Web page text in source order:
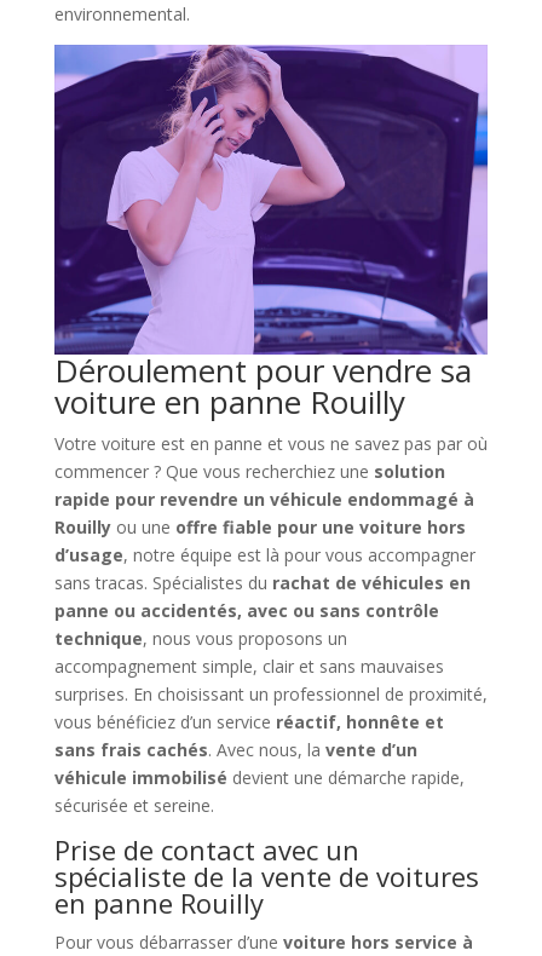
environnemental.
Déroulement pour vendre sa
voiture en panne Rouilly
Votre voiture est en panne et vous ne savez pas par où
commencer ? Que vous recherchiez une solution
rapide pour revendre un véhicule endommagé à
Rouillyou une offre fiable pour une voiture hors
d’usage, notre équipe est là pour vous accompagner
sans tracas. Spécialistes du rachat de véhicules en
panne ou accidentés, avec ou sans contrôle
technique, nous vous proposons un
accompagnement simple, clair et sans mauvaises
surprises. En choisissant un professionnel de proximité,
vous bénéficiez d’un service réactif, honnête et
sans frais cachés. Avec nous, la vente d’un
véhicule immobilisé devient une démarche rapide,
sécurisée et sereine.
Prise de contact avec un
spécialiste de la vente de voitures
en panne Rouilly
Pour vous débarrasser d’une voiture hors service à